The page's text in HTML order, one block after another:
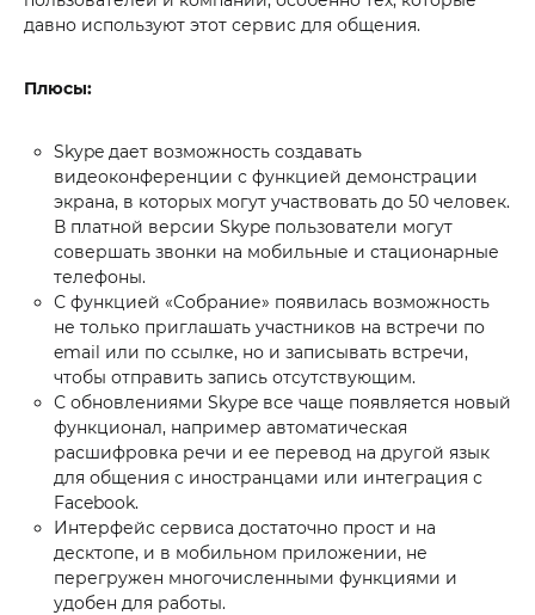
давно используют этот сервис для общения.
Плюсы:
Skype дает возможность создавать
видеоконференции с функцией демонстрации
экрана, в которых могут участвовать до 50 человек.
В платной версии Skype пользователи могут
совершать звонки на мобильные и стационарные
телефоны.
С функцией «Собрание» появилась возможность
не только приглашать участников на встречи по
email или по ссылке, но и записывать встречи,
чтобы отправить запись отсутствующим.
С обновлениями Skype все чаще появляется новый
функционал, например автоматическая
расшифровка речи и ее перевод на другой язык
для общения с иностранцами или интеграция с
Facebook.
Интерфейс сервиса достаточно прост и на
десктопе, и в мобильном приложении, не
перегружен многочисленными функциями и
удобен для работы.